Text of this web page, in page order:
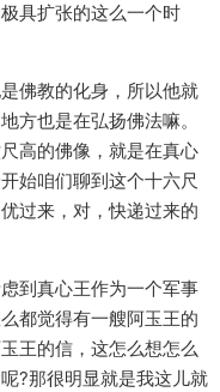
具扩张的这么一个时
佛教的化身，所以他就
方也是在弘扬佛法嘛。
高的佛像，就是在真心
始咱们聊到这个十六尺
过来，对，快递过来的
到真心王作为一个军事
都觉得有一艘阿玉王的
王的信，这怎么想怎么
?那很明显就是我这儿就